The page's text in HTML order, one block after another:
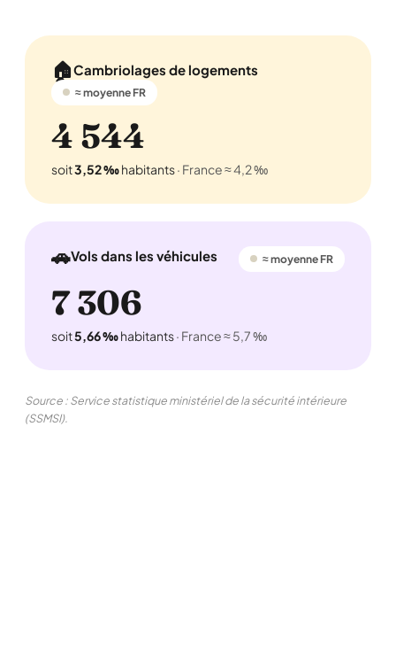
🏠Cambriolages de logements
≈ moyenne FR
4 544
soit3,52 ‰habitants· France ≈ 4,2 ‰
🚗Vols dans les véhicules ≈ moyenne FR
7 306
soit5,66 ‰habitants· France ≈ 5,7 ‰
Source : Service statistique ministériel de la sécurité intérieure
(SSMSI).